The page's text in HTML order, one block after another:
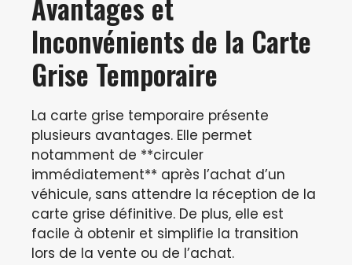
Inconvénients de la Carte
Grise Temporaire
La carte grise temporaire présente
plusieurs avantages. Elle permet
notamment de **circuler
immédiatement** après l’achat d’un
véhicule, sans attendre la réception de la
carte grise définitive. De plus, elle est
facile à obtenir et simplifie la transition
lors de la vente ou de l’achat.